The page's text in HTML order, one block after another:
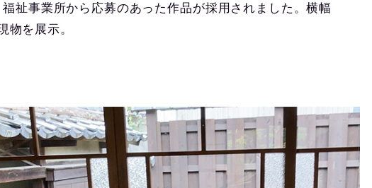
祉事業所から応募のあった作品が採用されました。横幅
物を展示。